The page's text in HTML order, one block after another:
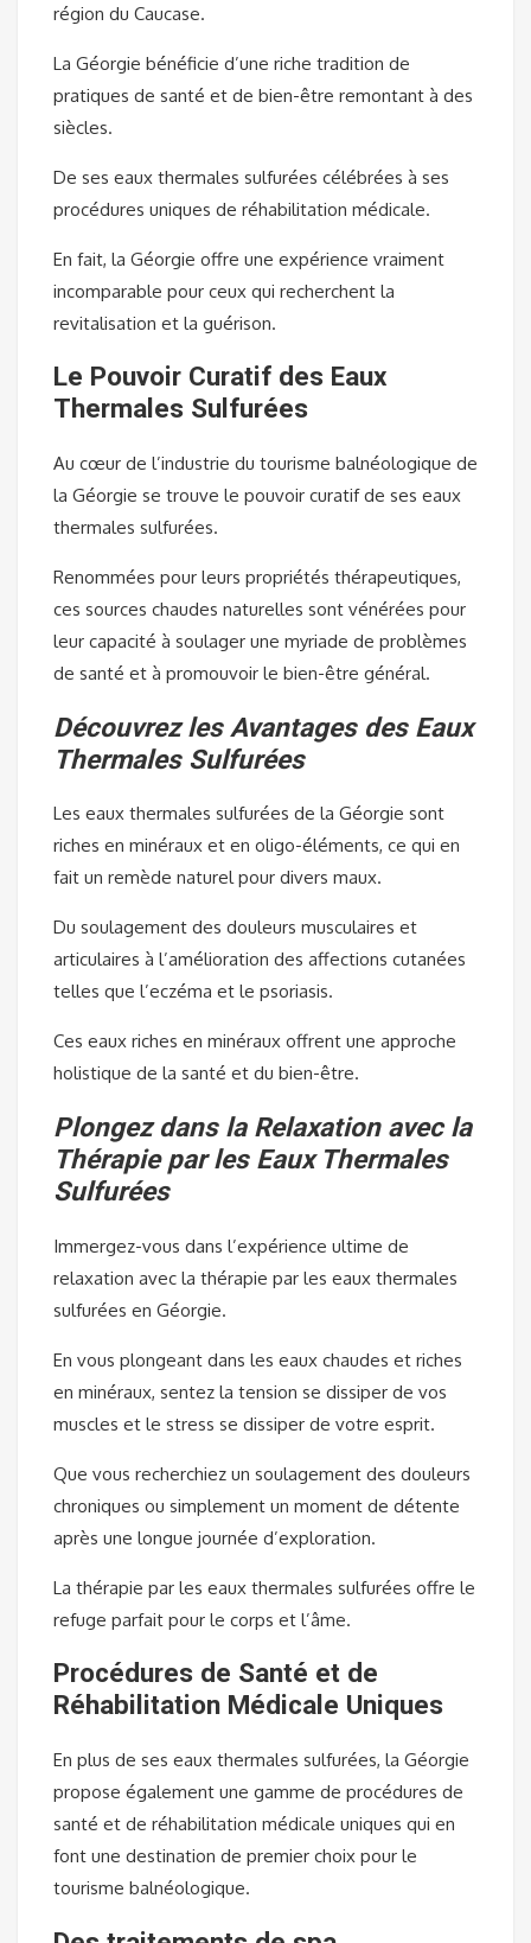
région du Caucase.
La Géorgie bénéficie d’une riche tradition de
pratiques de santé et de bien-être remontant à des
siècles.
De ses eaux thermales sulfurées célébrées à ses
procédures uniques de réhabilitation médicale.
En fait, la Géorgie offre une expérience vraiment
incomparable pour ceux qui recherchent la
revitalisation et la guérison.
Le Pouvoir Curatif des Eaux
Thermales Sulfurées
Au cœur de l’industrie du tourisme balnéologique de
la Géorgie se trouve le pouvoir curatif de ses eaux
thermales sulfurées.
Renommées pour leurs propriétés thérapeutiques,
ces sources chaudes naturelles sont vénérées pour
leur capacité à soulager une myriade de problèmes
de santé et à promouvoir le bien-être général.
Découvrez les Avantages des Eaux
Thermales Sulfurées
Les eaux thermales sulfurées de la Géorgie sont
riches en minéraux et en oligo-éléments, ce qui en
fait un remède naturel pour divers maux.
Du soulagement des douleurs musculaires et
articulaires à l’amélioration des affections cutanées
telles que l’eczéma et le psoriasis.
Ces eaux riches en minéraux offrent une approche
holistique de la santé et du bien-être.
Plongez dans la Relaxation avec la
Thérapie par les Eaux Thermales
Sulfurées
Immergez-vous dans l’expérience ultime de
relaxation avec la thérapie par les eaux thermales
sulfurées en Géorgie.
En vous plongeant dans les eaux chaudes et riches
en minéraux, sentez la tension se dissiper de vos
muscles et le stress se dissiper de votre esprit.
Que vous recherchiez un soulagement des douleurs
chroniques ou simplement un moment de détente
après une longue journée d’exploration.
La thérapie par les eaux thermales sulfurées offre le
refuge parfait pour le corps et l’âme.
Procédures de Santé et de
Réhabilitation Médicale Uniques
En plus de ses eaux thermales sulfurées, la Géorgie
propose également une gamme de procédures de
santé et de réhabilitation médicale uniques qui en
font une destination de premier choix pour le
tourisme balnéologique.